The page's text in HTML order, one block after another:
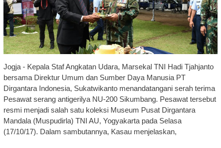
Jogja - Kepala Staf Angkatan Udara, Marsekal TNI Hadi Tjahjanto
bersama Direktur Umum dan Sumber Daya Manusia PT
Dirgantara Indonesia, Sukatwikanto menandatangani serah terima
Pesawat serang antigerilya NU-200 Sikumbang. Pesawat tersebut
resmi menjadi salah satu koleksi Museum Pusat Dirgantara
Mandala (Muspudirla) TNI AU, Yogyakarta pada Selasa
(17/10/17). Dalam sambutannya, Kasau menjelaskan,